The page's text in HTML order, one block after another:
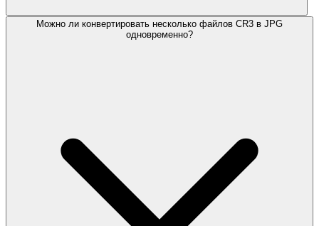
Можно ли конвертировать несколько файлов CR3 в JPG
одновременно?